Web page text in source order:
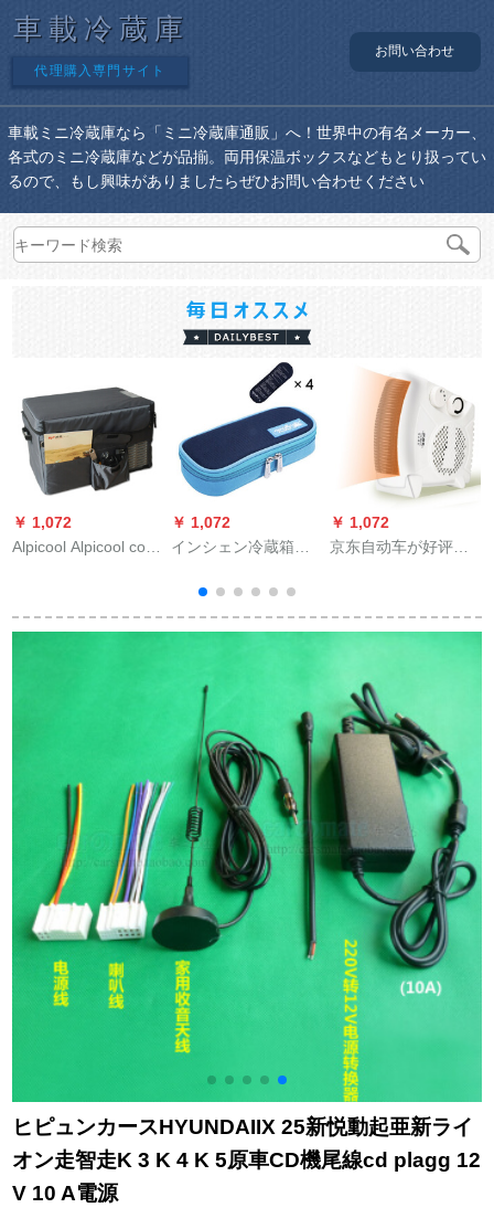
車載冷蔵庫
代理購入専門サイト
お問い合わせ
車載ミニ冷蔵庫なら「ミニ冷蔵庫通販」へ！世界中の有名メーカー、
各式のミニ冷蔵庫などが品揃。両用保温ボックスなどもとり扱ってい
るので、もし興味がありましたらぜひお問い合わせください
￥ 1,072
Alpicool Alpicool cool
L原装保護カバー断熱
￥ 1,072
インシェン冷蔵箱便
外装保温ベーキング
アイスパンSサズ紺色
￥ 1,072
京东自动车が好评
事务室の电気暖房屋
电気コードスです。
ヒピュンカースHYUNDAIIX 25新悦動起亜新ライ
オン走智走K 3 K 4 K 5原車CD機尾線cd plagg 12
V 10 A電源